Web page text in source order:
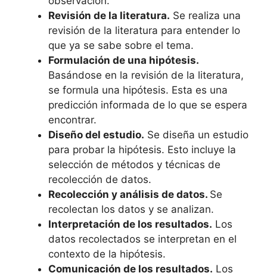
Revisión de la literatura. Se realiza una
revisión de la literatura para entender lo
que ya se sabe sobre el tema.
Formulación de una hipótesis.
Basándose en la revisión de la literatura,
se formula una hipótesis. Esta es una
predicción informada de lo que se espera
encontrar.
Diseño del estudio. Se diseña un estudio
para probar la hipótesis. Esto incluye la
selección de métodos y técnicas de
recolección de datos.
Recolección y análisis de datos. Se
recolectan los datos y se analizan.
Interpretación de los resultados. Los
datos recolectados se interpretan en el
contexto de la hipótesis.
Comunicación de los resultados. Los